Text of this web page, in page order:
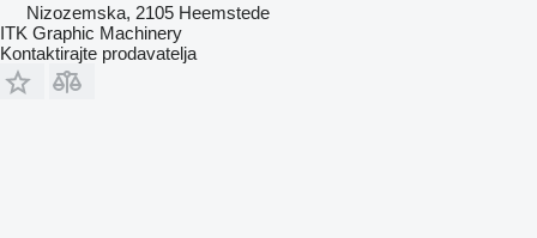
Nizozemska, 2105 Heemstede
ITK Graphic Machinery
Kontaktirajte prodavatelja